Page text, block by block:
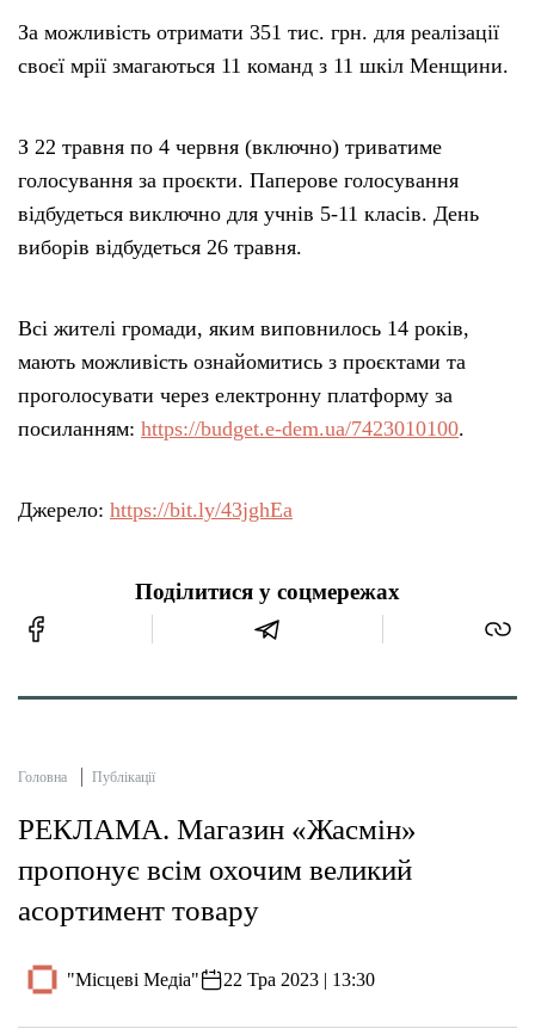
За можливість отримати 351 тис. грн. для реалізації
своєї мрії змагаються 11 команд з 11 шкіл Менщини.
З 22 травня по 4 червня (включно) триватиме
голосування за проєкти. Паперове голосування
відбудеться виключно для учнів 5-11 класів. День
виборів відбудеться 26 травня.
Всі жителі громади, яким виповнилось 14 років,
мають можливість ознайомитись з проєктами та
проголосувати через електронну платформу за
посиланням: https://budget.e-dem.ua/7423010100.
Джерело: https://bit.ly/43jghEa
Поділитися у соцмережах
Головна Публікації
РЕКЛАМА. Магазин «Жасмін»
пропонує всім охочим великий
асортимент товару
"Місцеві Медіа" 22 Тра 2023 | 13:30